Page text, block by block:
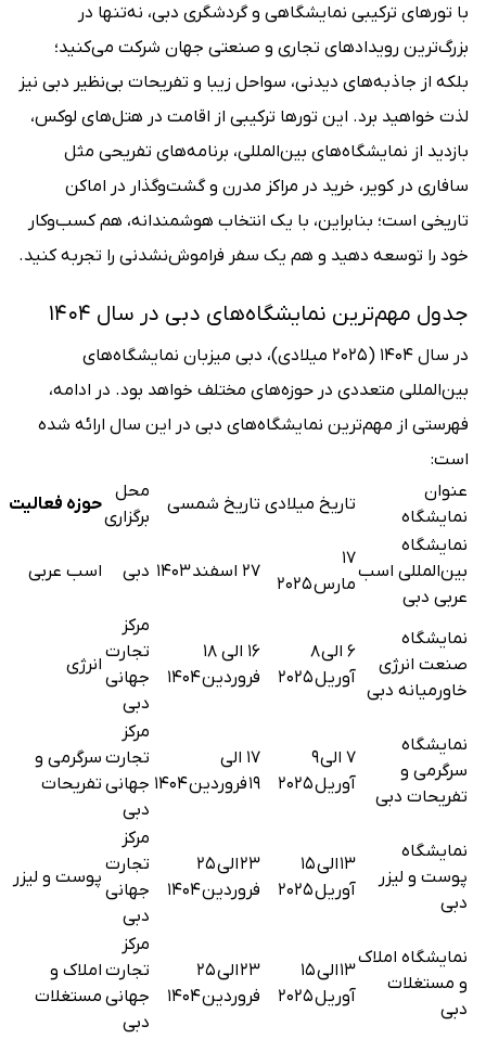
با تورهای ترکیبی نمایشگاهی و گردشگری دبی، نه‌تنها در
بزرگ‌ترین رویدادهای تجاری و صنعتی جهان شرکت می‌کنید؛
بلکه از جاذبه‌های دیدنی، سواحل زیبا و تفریحات بی‌نظیر دبی نیز
لذت خواهید برد. این تورها ترکیبی از اقامت در هتل‌های لوکس،
بازدید از نمایشگاه‌های بین‌المللی، برنامه‌های تفریحی مثل
سافاری در کویر، خرید در مراکز مدرن و گشت‌وگذار در اماکن
تاریخی است؛ بنابراین، با یک انتخاب هوشمندانه، هم کسب‌وکار
خود را توسعه دهید و هم یک سفر فراموش‌نشدنی را تجربه کنید.
جدول مهم‌ترین نمایشگاه‌های دبی در سال ۱۴۰۴
در سال ۱۴۰۴ (۲۰۲۵ میلادی)، دبی میزبان نمایشگاه‌های
بین‌المللی متعددی در حوزه‌های مختلف خواهد بود. در ادامه،
فهرستی از مهم‌ترین نمایشگاه‌های دبی در این سال ارائه شده
است:
عنوان
نمایشگاه
تاریخ میلادی تاریخ شمسی
محل
برگزاری
حوزه فعالیت
نمایشگاه
بین‌المللی اسب
عربی دبی
۱۷
مارس ۲۰۲۵
۲۷ اسفند ۱۴۰۳ دبی اسب عربی
نمایشگاه
صنعت انرژی
خاورمیانه دبی
۶ الی ۸
آوریل ۲۰۲۵
۱۶ الی ۱۸
فروردین ۱۴۰۴
مرکز
تجارت
جهانی
دبی
انرژی
نمایشگاه
سرگرمی و
تفریحات دبی
۷ الی ۹
آوریل ۲۰۲۵
۱۷ الی
۱۹ فروردین ۱۴۰۴
مرکز
تجارت
جهانی
دبی
سرگرمی و
تفریحات
نمایشگاه
پوست و لیزر
دبی
۱۳ الی ۱۵
آوریل ۲۰۲۵
۲۳ الی ۲۵
فروردین ۱۴۰۴
مرکز
تجارت
جهانی
دبی
پوست و لیزر
نمایشگاه املاک
و مستغلات
دبی
۱۳ الی ۱۵
آوریل ۲۰۲۵
۲۳ الی ۲۵
فروردین ۱۴۰۴
مرکز
تجارت
جهانی
دبی
املاک و
مستغلات